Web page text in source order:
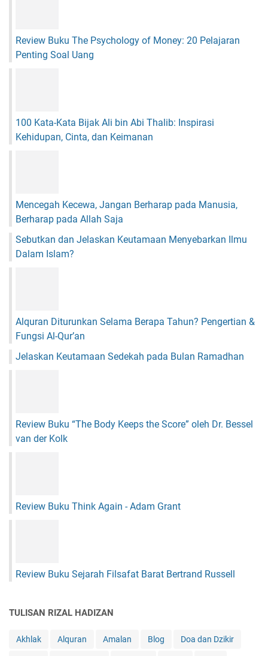
Review Buku The Psychology of Money: 20 Pelajaran
Penting Soal Uang
100 Kata-Kata Bijak Ali bin Abi Thalib: Inspirasi
Kehidupan, Cinta, dan Keimanan
Mencegah Kecewa, Jangan Berharap pada Manusia,
Berharap pada Allah Saja
Sebutkan dan Jelaskan Keutamaan Menyebarkan Ilmu
Dalam Islam?
Alquran Diturunkan Selama Berapa Tahun? Pengertian &
Fungsi Al-Qur’an
Jelaskan Keutamaan Sedekah pada Bulan Ramadhan
Review Buku “The Body Keeps the Score” oleh Dr. Bessel
van der Kolk
Review Buku Think Again - Adam Grant
Review Buku Sejarah Filsafat Barat Bertrand Russell
TULISAN RIZAL HADIZAN
Akhlak Alquran Amalan Blog Doa dan Dzikir